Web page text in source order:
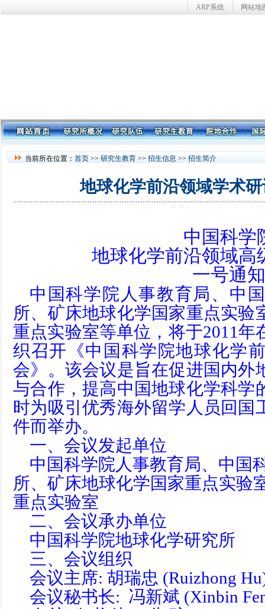
ARP系统 网站地
当前所在位置： 首页 >> 研究生教育 >> 招生信息 >> 招生简介
地球化学前沿领域学术
中国科学
地球化学前沿领域高
一号通知
中国科学院人事教育局、中
所、矿床地球化学国家重点实验
重点实验室等单位，将于2011年
织召开《中国科学院地球化学
会》。该会议是旨在促进国内外
与合作，提高中国地球化学科学
时为吸引优秀海外留学人员回国
件而举办。
一、会议发起单位
中国科学院人事教育局、中国
所、矿床地球化学国家重点实验
重点实验室
二、会议承办单位
中国科学院地球化学研究所
三、会议组织
会议主席: 胡瑞忠 (Ruizhong
会议秘书长: 冯新斌 (Xinbin